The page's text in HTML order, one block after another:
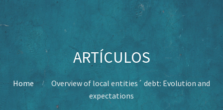
Home
Overview of local entities´ debt: Evolution and
expectations